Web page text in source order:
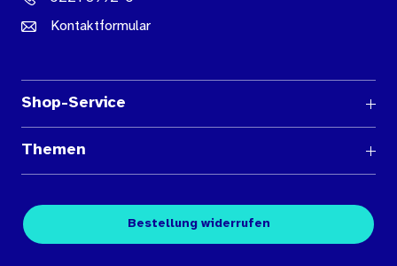
Kontaktformular
Shop-Service
Medienübersichten
Kontakt
Themen
FachpublikationenBestellung widerrufen